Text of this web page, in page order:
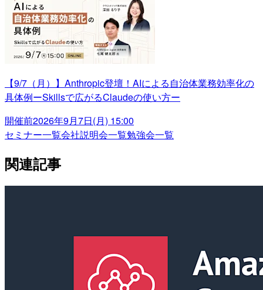
【9/7（月）】Anthropic登壇！AIによる自治体業務効率化の
具体例ーSkillsで広がるClaudeの使い方ー
開催前2026年9月7日(月) 15:00
セミナー一覧会社説明会一覧勉強会一覧
関連記事